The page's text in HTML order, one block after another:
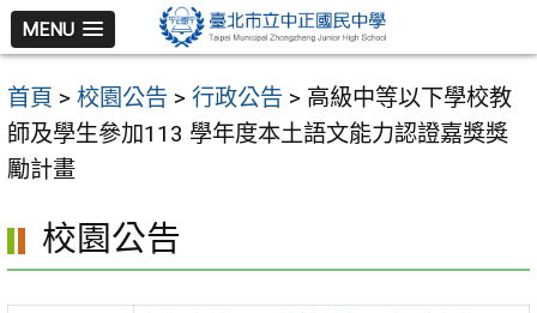
跳
至
主
要
內
區
MENU
首頁 > 校園公告 > 行政公告 > 高級中等以下學校教
師及學生參加113 學年度本土語文能力認證嘉獎獎
勵計畫
校園公告